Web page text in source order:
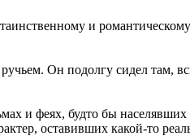
и
Он подолгу сидел там,
и феях, будто бы
оставивших какой-то